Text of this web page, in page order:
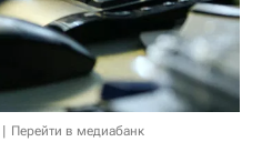
Перейти в медиабанк